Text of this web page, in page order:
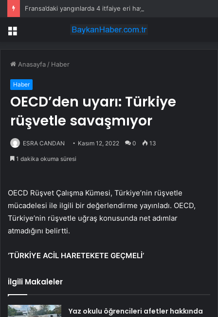
Fransa’daki yangınlarda 4 itfaiye eri hayatını kaybetti
Menü
Anasayfa / Haber
Haber
OECD’den uyarı: Türkiye
rüşvetle savaşmıyor
ESRA CANDAN Kasım 12, 2022 0 13
1 dakika okuma süresi
OECD Rüşvet Çalışma Kümesi, Türkiye’nin rüşvetle
mücadelesi ile ilgili bir değerlendirme yayınladı. OECD,
Türkiye’nin rüşvetle uğraş konusunda net adımlar
atmadığını belirtti.
‘TÜRKİYE ACİL HARETEKETE GEÇMELİ’
İlgili Makaleler
Yaz okulu öğrencileri afetler hakkında